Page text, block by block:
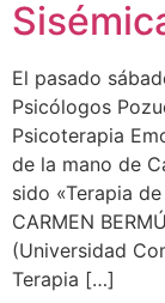
El pasado
Psicólogos
Psicoterapia
de la mano de
sido «Terapia
CARMEN
(Universidad
Terapia […]